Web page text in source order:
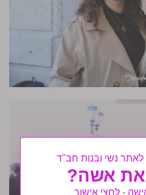
נשי ובנות חב"ד
אשה?
- לחצי אישור